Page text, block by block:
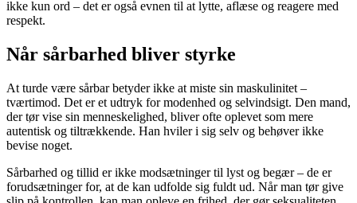
ikke kun ord – det er også evnen til at lytte, aflæse og reagere med
respekt.
Når sårbarhed bliver styrke
At turde være sårbar betyder ikke at miste sin maskulinitet –
tværtimod. Det er et udtryk for modenhed og selvindsigt. Den mand,
der tør vise sin menneskelighed, bliver ofte oplevet som mere
autentisk og tiltrækkende. Han hviler i sig selv og behøver ikke
bevise noget.
Sårbarhed og tillid er ikke modsætninger til lyst og begær – de er
forudsætninger for, at de kan udfolde sig fuldt ud. Når man tør give